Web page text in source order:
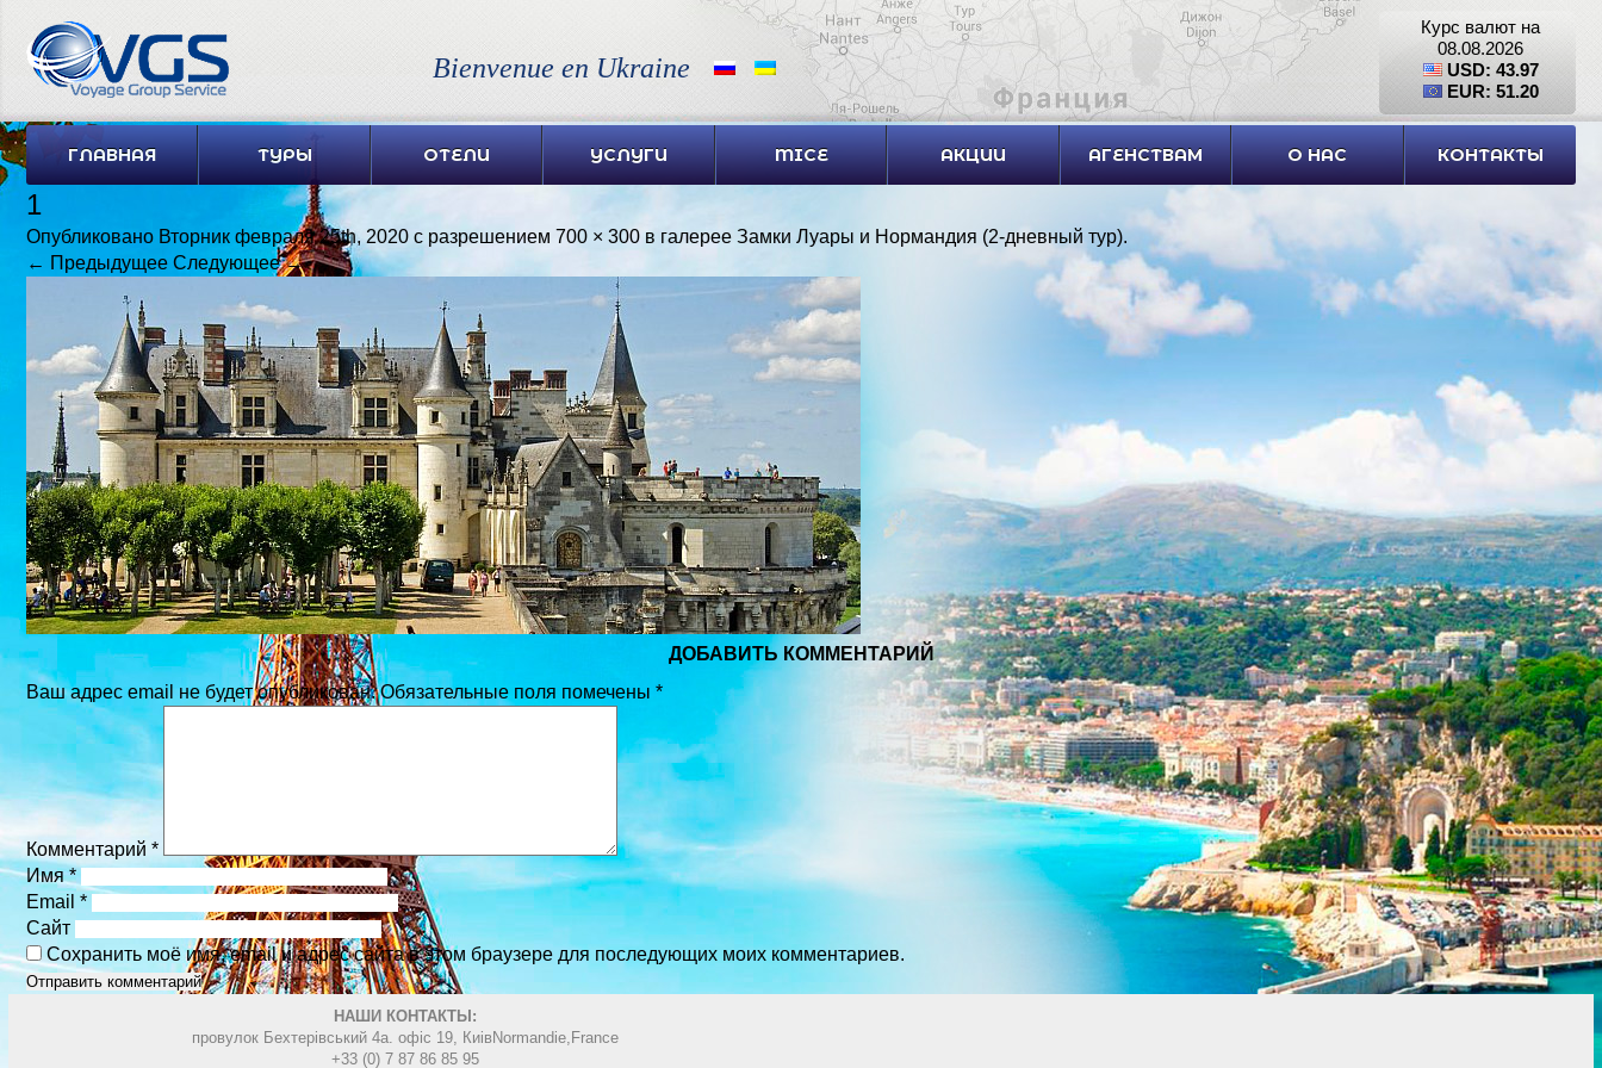
Bienvenue en Ukraine
Курс валют на
08.08.2026
USD: 43.97
EUR: 51.20
ГЛАВНАЯ ТУРЫ ОТЕЛИ УСЛУГИ MICE АКЦИИ АГЕНСТВАМ О НАС КОНТАКТЫ
1
Опубликовано Вторник февраля 25th, 2020 с разрешением 700 × 300 в галерее Замки Луары и Нормандия (2-дневный тур).
← Предыдущее Следующее →
ДОБАВИТЬ КОММЕНТАРИЙ
Ваш адрес email не будет опубликован. Обязательные поля помечены *
Комментарий *
Имя *
Email *
Сайт
Сохранить моё имя, email и адрес сайта в этом браузере для последующих моих комментариев.
НАШИ КОНТАКТЫ:
провулок Бехтерівський 4а. офіс 19, КиівNormandie,France
+33 (0) 7 87 86 85 95